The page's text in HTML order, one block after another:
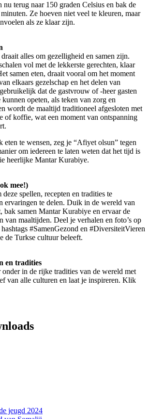
nu terug naar 150 graden Celsius en bak de
Ze hoeven niet veel te kleuren, maar
als ze klaar zijn.
alles om gezelligheid en samen zijn.
vol met de lekkerste gerechten, klaar
samen eten, draait vooral om het moment
elkaars gezelschap en het delen van
dat de gastvrouw of -heer gasten
kunnen opeten, als teken van zorg en
wordt de maaltijd traditioneel afgesloten met
of koffie, wat een moment van ontspanning
eten te wensen, zeg je “Afiyet olsun” tegen
om iedereen te laten weten dat het tijd is
heerlijke Mantar Kurabiye.
mee!)
spellen, recepten en tradities te
ervaringen te delen. Duik in de wereld van
samen Mantar Kurabiye en ervaar de
van maaltijden. Deel je verhalen en foto’s op
#SamenGezond en #DiversiteitVieren
de Turkse cultuur beleeft.
en tradities
in de rijke tradities van de wereld met
van alle culturen en laat je inspireren. Klik
jeugd 2024